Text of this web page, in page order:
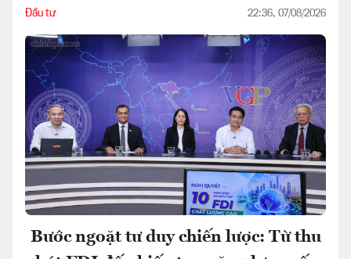
Đầu tư 22:36, 07/08/2026
Bước ngoặt tư duy chiến lược: Từ thu